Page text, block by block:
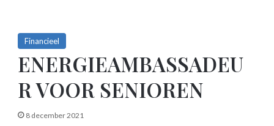
Financieel
ENERGIEAMBASSADEU
R VOOR SENIOREN
8 december 2021